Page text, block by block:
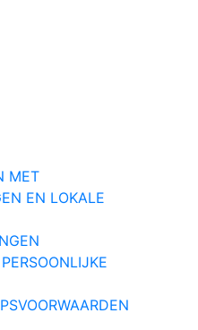
MET
EN LOKALE